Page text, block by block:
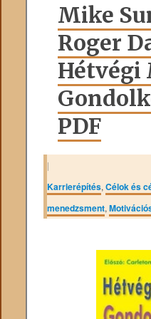
Mike
Roger
Hétvégi
PDF
|
Karrierépítés,Célok és
menedzsment,